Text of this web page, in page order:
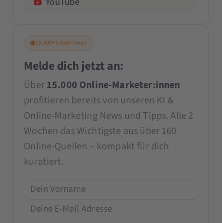
15.000+ Leser:innen
Melde dich jetzt an:
Über15.000 Online-Marketer:innen
profitieren bereits von unseren KI &
Online-Marketing News und Tipps. Alle 2
Wochen das Wichtigste aus über 160
Online-Quellen – kompakt für dich
kuratiert.